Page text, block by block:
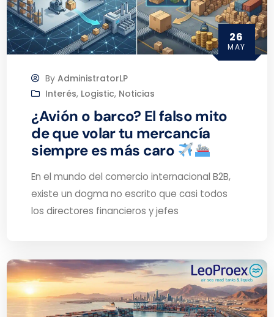
26
MAY
ByAdministratorLP
Interés, Logistic, Noticias
¿Avión o barco? El falso mito
de que volar tu mercancía
siempre es más caro
En el mundo del comercio internacional B2B,
existe un dogma no escrito que casi todos
los directores financieros y jefes